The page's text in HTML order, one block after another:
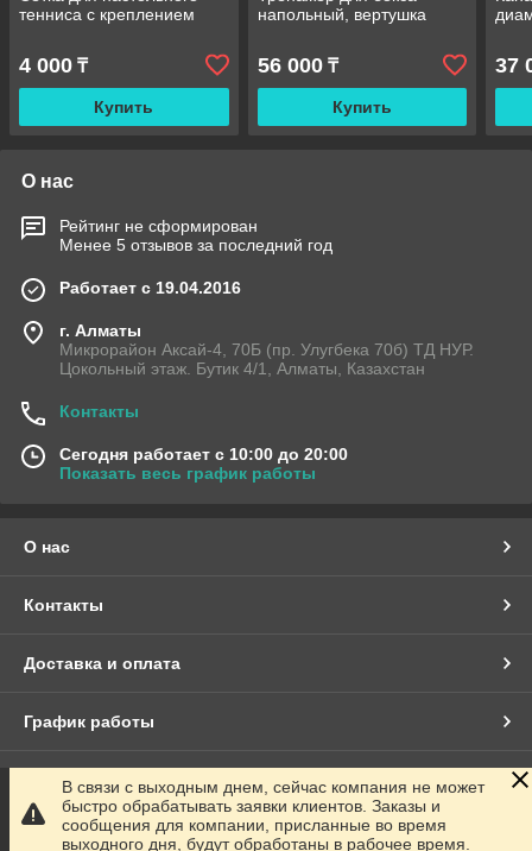
тенниса с креплением
4 000 ₸
Купить
напольный, вертушка
56 000₸
Купить
37
О нас
Рейтинг не сформирован
Менее 5 отзывов за последний год
Работает с 19.04.2016
г. Алматы
Микрорайон Аксай-4, 70Б (пр. Улугбека 70б) ТД НУР.
Цокольный этаж. Бутик 4/1, Алматы, Казахстан
Контакты
Сегодня работает с 10:00 до 20:00
Показать весь график работы
О нас
Контакты
Доставка и оплата
График работы
Полная версия сайта
Сайт создан на маркетплейсеSatu.kz
В связи с выходным днем, сейчас компания не может
быстро обрабатывать заявки клиентов. Заказы и
сообщения для компании, присланные во время
выходного дня, будут обработаны в рабочее время.